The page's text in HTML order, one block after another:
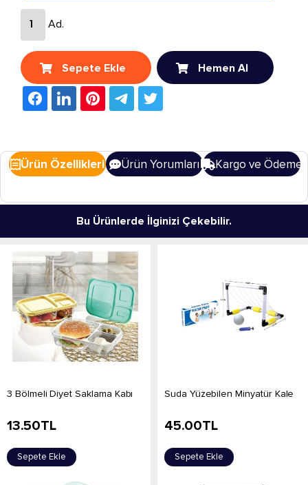
Ad.
Sepete Ekle Hemen Al
Ürün Özellikleri Ürün Yorumları Kargo ve Ödeme
Bu Ürünlerde İlginizi Çekebilir.
3 Bölmeli Diyet Saklama Kabı
13.50TL
Sepete Ekle
Suda Yüzebilen Minyatür Kale
45.00TL
Sepete Ekle